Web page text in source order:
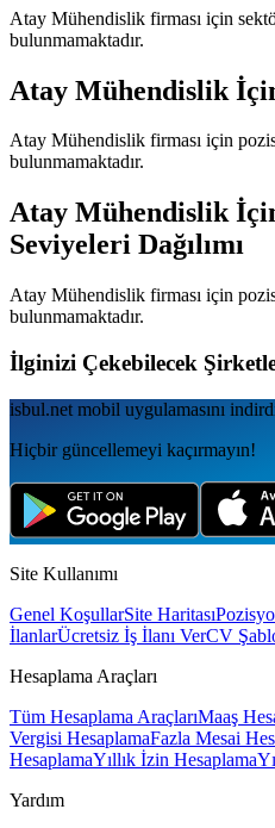
Atay Mühendislik firması için
bulunmamaktadır.
Atay Mühendislik
Atay Mühendislik firması için
bulunmamaktadır.
Atay Mühendislik
Seviyeleri Dağılımı
Atay Mühendislik firması için
bulunmamaktadır.
İlginizi Çekebilecek
isbul.net mobil uygulamаsını
Hiçbir güncellemeyi kaçırmayın!
Site Kullanımı
Genel KoşullarSite Haritası
İlanlarÜcretsiz İş İlanı VerCV
Hesaplama Araçları
Tüm Hesaplama AraçlarıMaaş
Vergisi HesaplamaFazla Mesai
HesaplamaYıllık İzin Hesaplama
Yardım